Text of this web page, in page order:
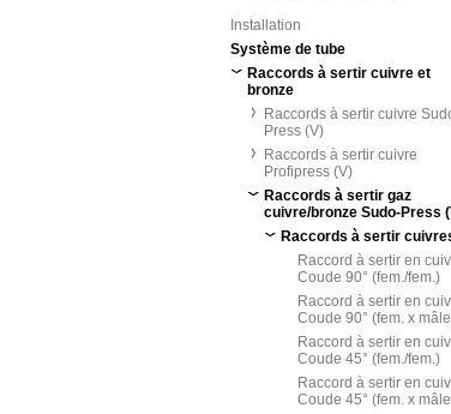
Installation
Système de tube
Raccords à sertir cuivre et
bronze
Raccords à sertir cuivre
Press (V)
Raccords à sertir cuivre
Profipress (V)
Raccords à sertir gaz
cuivre/bronze Sudo-Press
Raccords à sertir
Raccord à sertir en
Coude 90° (fem./fem.)
Raccord à sertir en
Coude 90° (fem. x
Raccord à sertir en
Coude 45° (fem./fem.)
Raccord à sertir en
Coude 45° (fem. x